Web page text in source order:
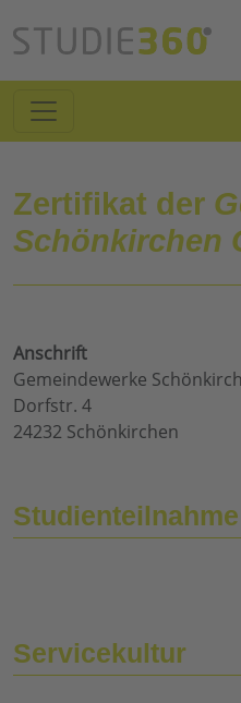
Zertifikat der
Schönkirchen
Anschrift
Gemeindewerke
Dorfstr. 4
24232 Schönkirchen
Studienteilnahme
Servicekultur